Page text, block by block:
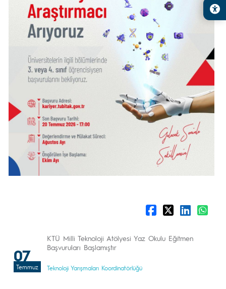
07
Temmuz
KTÜ Milli Teknoloji Atölyesi Yaz Okulu Eğitmen
Başvuruları Başlamıştır
Teknoloji Yarışmaları Koordinatörlüğü